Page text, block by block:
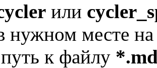
или
нужном месте
путь к файлу